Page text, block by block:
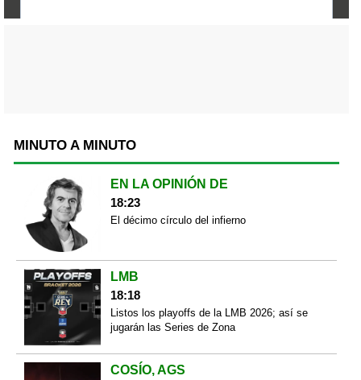
MINUTO A MINUTO
EN LA OPINIÓN DE
18:23
El décimo círculo del infierno
LMB
18:18
Listos los playoffs de la LMB 2026; así se
jugarán las Series de Zona
COSÍO, AGS